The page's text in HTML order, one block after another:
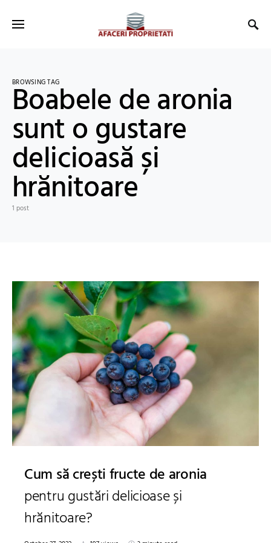
BROWSING TAG
Boabele de aronia
sunt o gustare
delicioasă și
hrănitoare
1 post
Cum să crești fructe de aronia
pentru gustări delicioase și
hrănitoare?